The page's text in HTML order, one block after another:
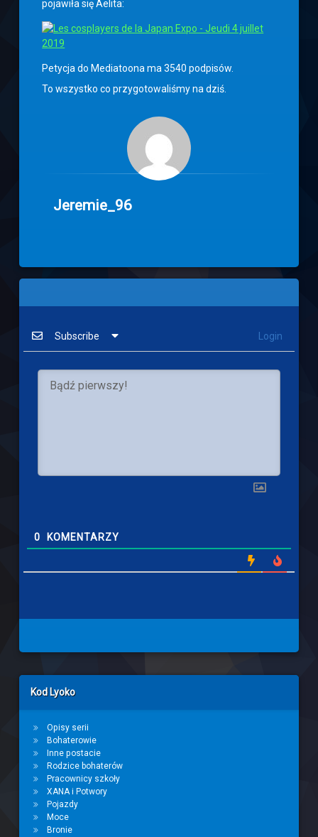
pojawiła się Aelita:
Petycja do Mediatoona ma 3540 podpisów.
To wszystko co przygotowaliśmy na dziś.
Jeremie_96
Subscribe Login
0 KOMENTARZY
Left Sidebar
Kod Lyoko
Opisy serii
Bohaterowie
Inne postacie
Rodzice bohaterów
Pracownicy szkoły
XANA i Potwory
Pojazdy
Moce
Bronie